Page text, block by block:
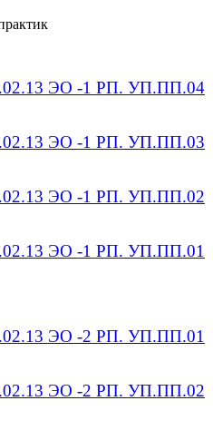
ЭО -1 РП. УП.ПП.04
ЭО -1 РП. УП.ПП.03
ЭО -1 РП. УП.ПП.02
ЭО -1 РП. УП.ПП.01
ЭО -2 РП. УП.ПП.01
ЭО -2 РП. УП.ПП.02